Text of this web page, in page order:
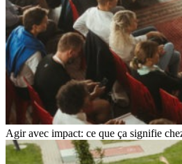
Agir avec impact: ce que ça signifie